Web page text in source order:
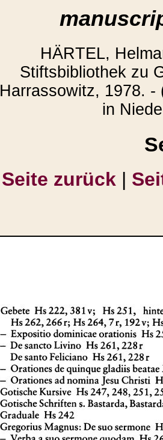
HÄRTEL,
Stiftsbibliothek zu
Harrassowitz, 1978. -
in
Seite zurück |